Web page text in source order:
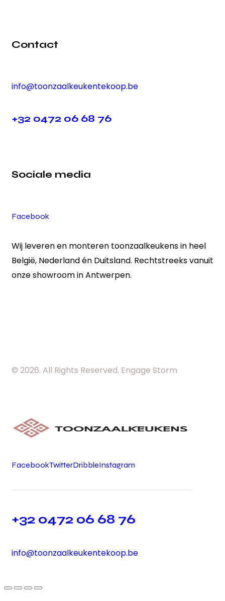
Contact
info@toonzaalkeukentekoop.be
+32 0472 06 68 76
Sociale media
Facebook
Wij leveren en monteren toonzaalkeukens in heel
België, Nederland én Duitsland. Rechtstreeks vanuit
onze showroom in Antwerpen.
© 2026. All Rights Reserved. Engage Storm
FacebookTwitterDribbleInstagram
+32 0472 06 68 76
info@toonzaalkeukentekoop.be